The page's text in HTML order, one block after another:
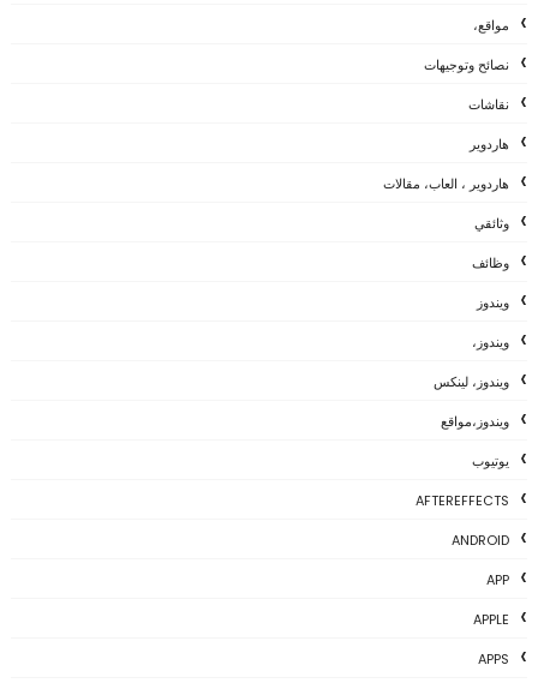
مواقع،
نصائح وتوجيهات
نقاشات
هاردوير
هاردوير ، العاب، مقالات
وثائقي
وظائف
ويندوز
ويندوز،
ويندوز، لينكس
ويندوز،مواقع
يوتيوب
AFTEREFFECTS
ANDROID
APP
APPLE
APPS